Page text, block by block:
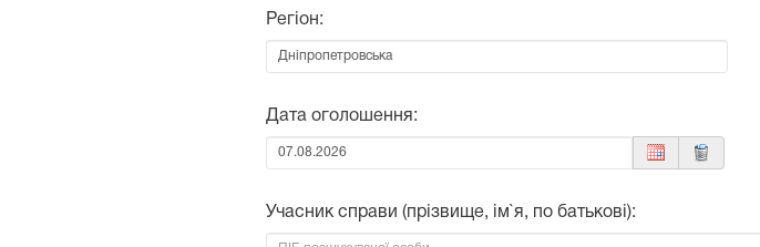
Регіон:
Дата оголошення:
Від:
Учасник справи (прізвище, ім`я, по батькові):